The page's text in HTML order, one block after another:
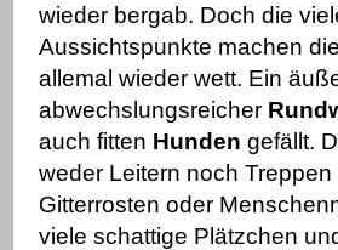
wieder bergab. Doch die
Aussichtspunkte machen
allemal wieder wett. Ein
abwechslungsreicher
auch fitten Hunden gefällt.
weder Leitern noch Treppen
Gitterrosten oder
viele schattige Plätzchen